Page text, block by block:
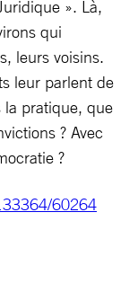
». Là,
qui
leurs voisins.
leur parlent de
la pratique, que
? Avec
?
60264